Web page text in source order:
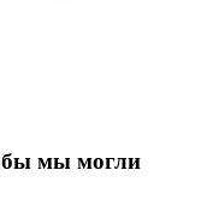
мы могли